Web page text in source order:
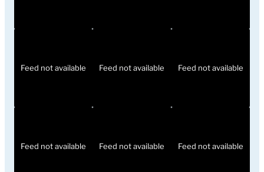
Feed not available Feed not available Feed not available
Feed not available Feed not available Feed not available